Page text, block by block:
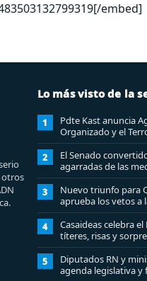
embed]
otros
Lo más visto de la
1
Pdte Kast anuncia
Organizado y el
2
El Senado
agarradas de las
3
Nuevo triunfo para
aprueba los vetos a
4
Casaideas celebra
títeres, risas y
5
Diputados RN y
agenda legislativa y